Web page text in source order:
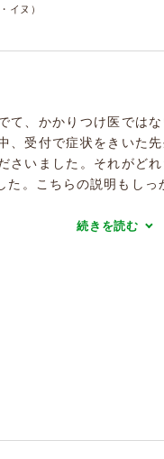
イヌ）
て、かかりつけ医では
、受付で症状をきいた
さいました。それがど
た。こちらの説明もしっ
続きを読む